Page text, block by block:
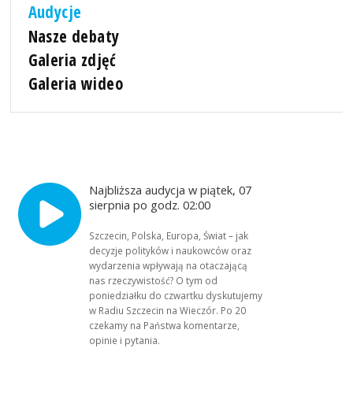
Audycje
Nasze debaty
Galeria zdjęć
Galeria wideo
Najbliższa audycja w piątek, 07
sierpnia po godz. 02:00
Szczecin, Polska, Europa, Świat – jak
decyzje polityków i naukowców oraz
wydarzenia wpływają na otaczającą
nas rzeczywistość? O tym od
poniedziałku do czwartku dyskutujemy
w Radiu Szczecin na Wieczór. Po 20
czekamy na Państwa komentarze,
opinie i pytania.